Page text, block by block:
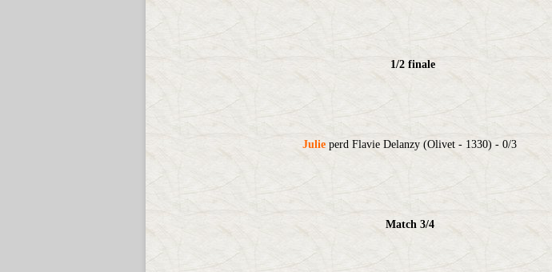
1/2 finale
Julie perd Flavie Delanzy (Olivet - 1330) - 0/3
Match 3/4